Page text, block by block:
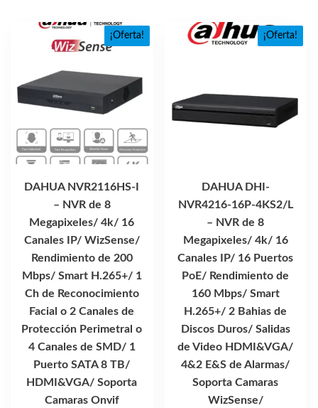
¡Oferta!
DAHUA NVR2116HS-I
– NVR de 8
Megapixeles/ 4k/ 16
Canales IP/ WizSense/
Rendimiento de 200
Mbps/ Smart H.265+/ 1
Ch de Reconocimiento
Facial o 2 Canales de
Protección Perimetral o
4 Canales de SMD/ 1
Puerto SATA 8 TB/
HDMI&VGA/ Soporta
Camaras Onvif
¡Oferta!
DAHUA DHI-
NVR4216-16P-4KS2/L
– NVR de 8
Megapixeles/ 4k/ 16
Canales IP/ 16 Puertos
PoE/ Rendimiento de
160 Mbps/ Smart
H.265+/ 2 Bahias de
Discos Duros/ Salidas
de Video HDMI&VGA/
4&2 E&S de Alarmas/
Soporta Camaras
WizSense/